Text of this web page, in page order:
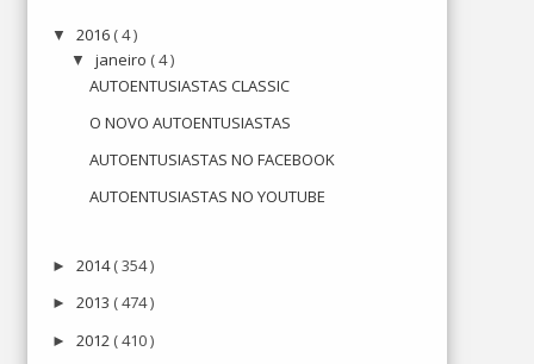
▼ 2016 ( 4 )
▼ janeiro ( 4 )
AUTOENTUSIASTAS CLASSIC
O NOVO AUTOENTUSIASTAS
AUTOENTUSIASTAS NO FACEBOOK
AUTOENTUSIASTAS NO YOUTUBE
► 2014( 354 )
► 2013 ( 474 )
► 2012 ( 410 )